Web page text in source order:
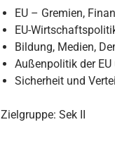
EU – Gremien,
EU-
Bildung, Medien,
Außenpolitik der
Sicherheit und
Zielgruppe: Sek II